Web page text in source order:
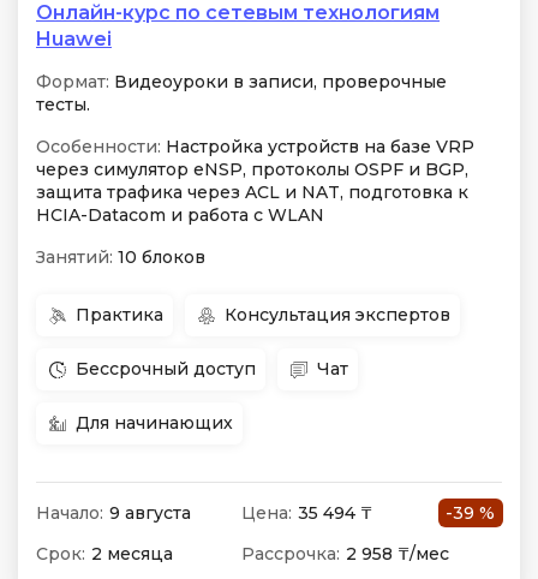
Онлайн-курс по сетевым технологиям
Huawei
Формат: Видеоуроки в записи, проверочные
тесты.
Особенности: Настройка устройств на базе VRP
через симулятор eNSP, протоколы OSPF и BGP,
защита трафика через ACL и NAT, подготовка к
HCIA-Datacom и работа с WLAN
Занятий: 10 блоков
Практика Консультация экспертов
Бессрочный доступ Чат
Для начинающих
Начало: 9 августа Цена: 35 494 ₸
-39 %
Срок: 2 месяца Рассрочка: 2 958 ₸/мес